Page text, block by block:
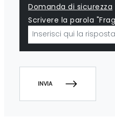
Domanda di sicurezza
Scrivere la parola
INVIA